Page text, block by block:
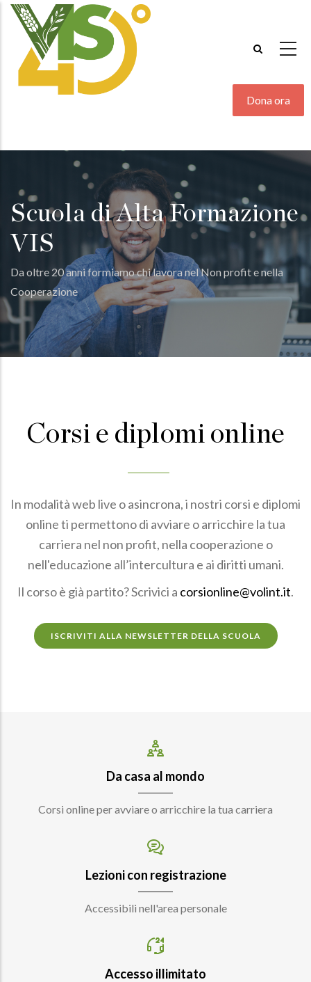
Salta
contenuto
principale
Dona ora
Scuola di Alta Formazione
VIS
Da oltre 20 anni formiamo chi lavora nel Non profit e nella
Cooperazione
Corsi e diplomi online
In modalità web live o asincrona, i nostri corsi e diplomi
online ti permettono di avviare o arricchire la tua
carriera nel non profit, nella cooperazione o
nell'educazione all’intercultura e ai diritti umani.
Il corso è già partito? Scrivici a corsionline@volint.it.
ISCRIVITI ALLA NEWSLETTER DELLA SCUOLA
Da casa al mondo
Corsi online per avviare o arricchire la tua carriera
Lezioni con registrazione
Accessibili nell'area personale
Accesso illimitato